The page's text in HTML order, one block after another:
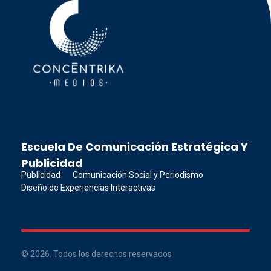
Escuela De Comunicación Estratégica Y
Publicidad
Publicidad
Comunicación Social y Periodismo
Diseño de Experiencias Interactivas
© 2026. Todos los derechos reservados